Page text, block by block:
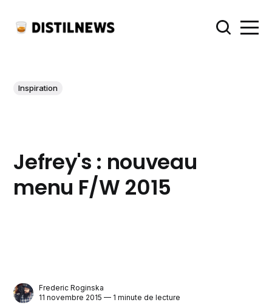
Inspiration
Jefrey's : nouveau
menu F/W 2015
Frederic Roginska
11 novembre 2015 — 1 minute de lecture